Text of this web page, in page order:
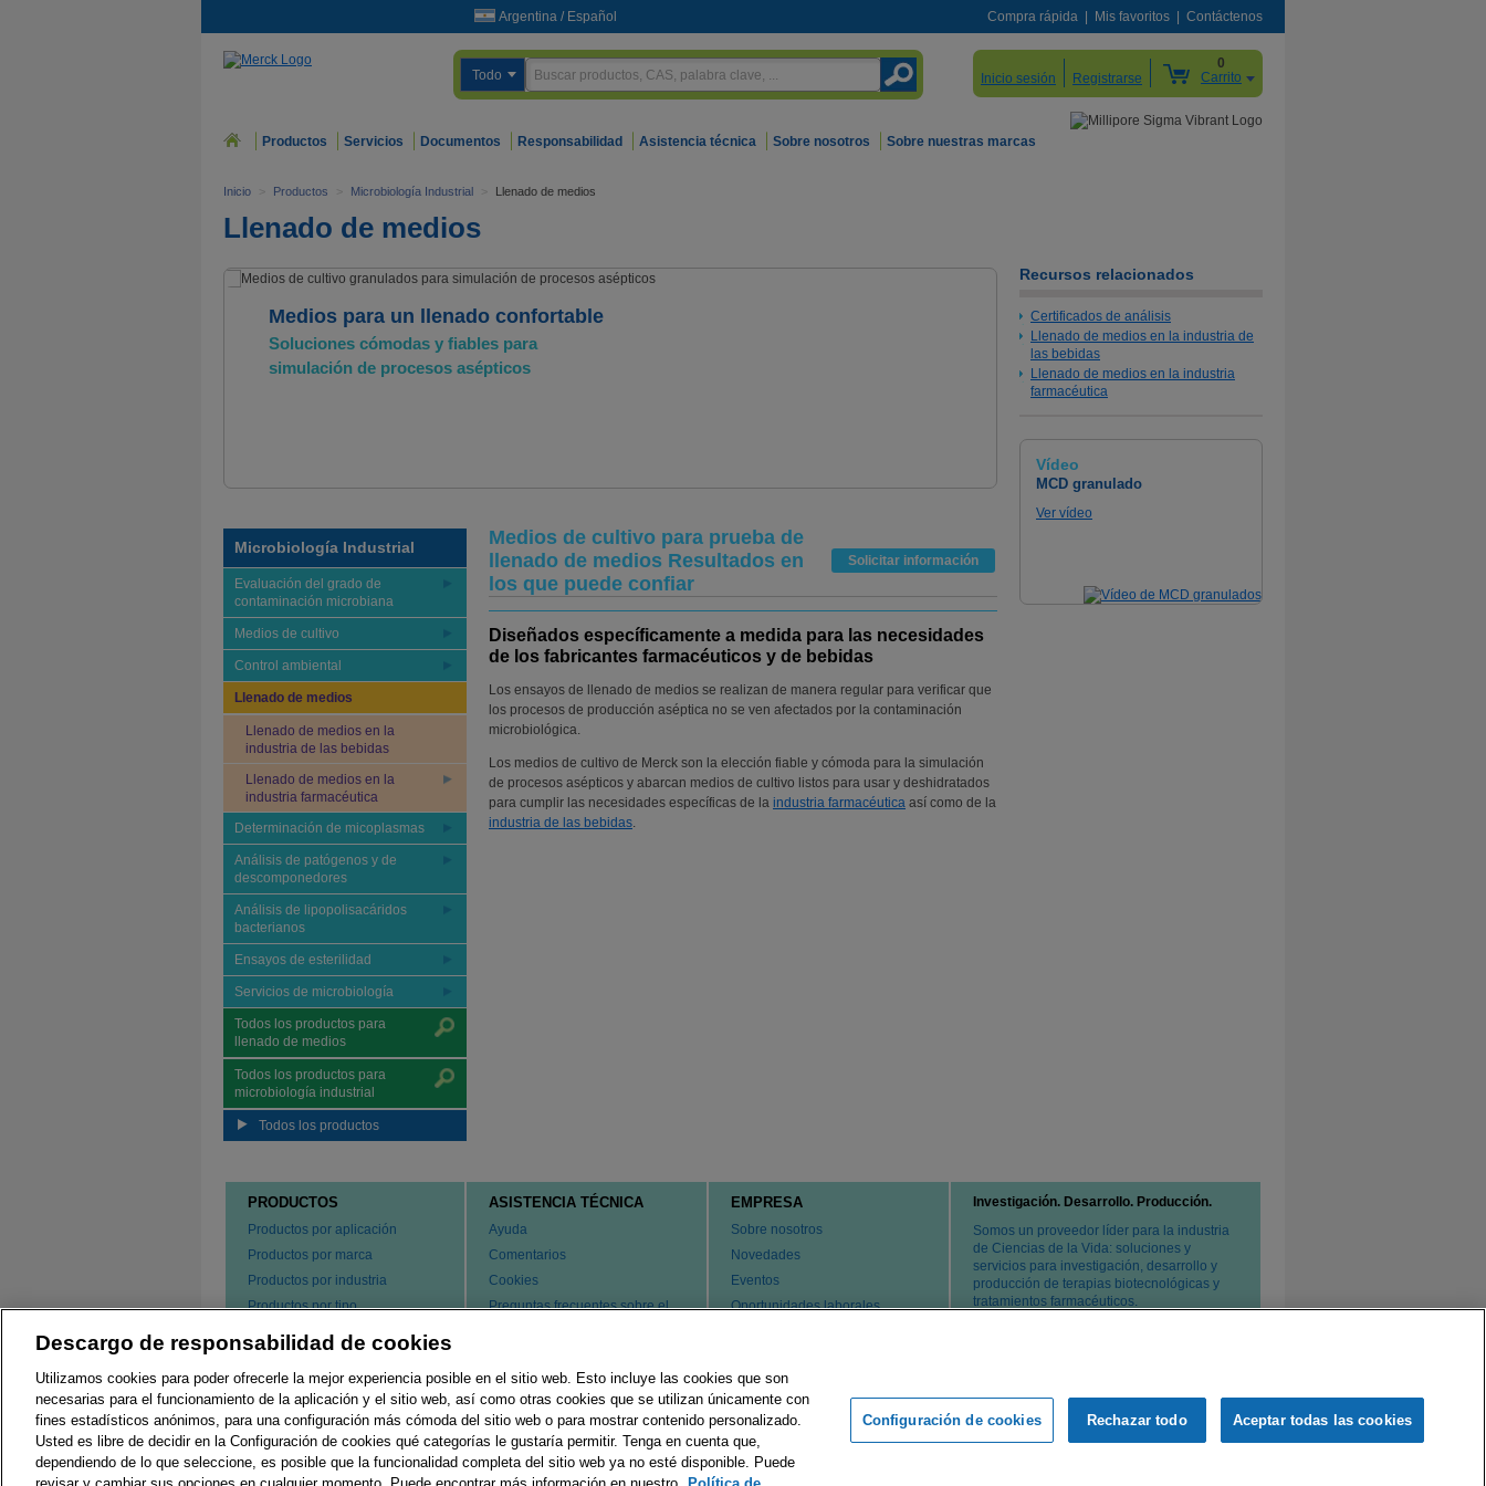
Argentina / Español Compra rápida Mis favoritos Contáctenos
Todo Inicio sesión Registrarse
0
Carrito
Productos Servicios Documentos Responsabilidad Asistencia técnica Sobre nosotros Sobre nuestras marcas
Inicio > Productos > Microbiología Industrial > Llenado de medios
Llenado de medios
Medios para un llenado confortable
Soluciones cómodas y fiables para
simulación de procesos asépticos
Microbiología Industrial
Evaluación del grado de
contaminación microbiana
Medios de cultivo
Control ambiental
Llenado de medios
Llenado de medios en la
industria de las bebidas
Llenado de medios en la
industria farmacéutica
Determinación de micoplasmas
Análisis de patógenos y de
descomponedores
Análisis de lipopolisacáridos
bacterianos
Ensayos de esterilidad
Servicios de microbiología
Todos los productos para
llenado de medios
Todos los productos para
microbiología industrial
Todos los productos
Medios de cultivo para prueba de
llenado de medios Resultados en
los que puede confiar
Solicitar información
Diseñados específicamente a medida para las necesidades
de los fabricantes farmacéuticos y de bebidas
Los ensayos de llenado de medios se realizan de manera regular para verificar que
los procesos de producción aséptica no se ven afectados por la contaminación
microbiológica.
Los medios de cultivo de Merck son la elección fiable y cómoda para la simulación
de procesos asépticos y abarcan medios de cultivo listos para usar y deshidratados
para cumplir las necesidades específicas de la industria farmacéutica así como de la
industria de las bebidas.
Recursos relacionados
Certificados de análisis
Llenado de medios en la industria de
las bebidas
Llenado de medios en la industria
farmacéutica
Vídeo
MCD granulado
Ver vídeo
PRODUCTOS
Productos por aplicación
Productos por marca
Productos por industria
Productos por tipo
Hacer un pedido de nuestros
productos
ASISTENCIA TÉCNICA
Ayuda
Comentarios
Cookies
Preguntas frecuentes sobre el
Contacte con nosotros
EMPRESA
Sobre nosotros
Novedades
Eventos
Oportunidades laborales
Investigación. Desarrollo. Producción.
Somos un proveedor líder para la industria
de Ciencias de la Vida: soluciones y
servicios para investigación, desarrollo y
producción de terapias biotecnológicas y
tratamientos farmacéuticos.
Regulaciones Locales Grupo Merck Pie de imprenta Condiciones de uso Declaración de privacidad Condiciones de venta
Descargo de responsabilidad de cookies
Utilizamos cookies para poder ofrecerle la mejor experiencia posible en el sitio web. Esto incluye las cookies que son
necesarias para el funcionamiento de la aplicación y el sitio web, así como otras cookies que se utilizan únicamente con
fines estadísticos anónimos, para una configuración más cómoda del sitio web o para mostrar contenido personalizado.
Usted es libre de decidir en la Configuración de cookies qué categorías le gustaría permitir. Tenga en cuenta que,
dependiendo de lo que seleccione, es posible que la funcionalidad completa del sitio web ya no esté disponible. Puede
Configuración de cookies Rechazar todo Aceptar todas las cookies